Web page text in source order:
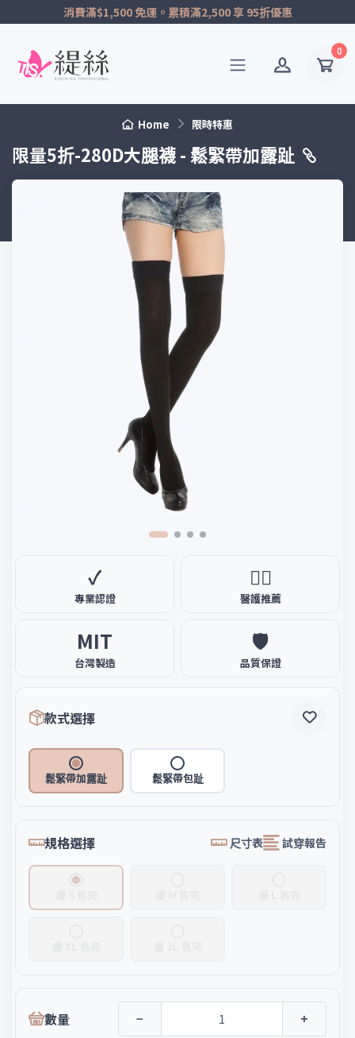
消費滿$1,500 免運。累積滿2,500 享 95折優惠
0
Home 限時特惠
限量5折-280D大腿襪 - 鬆緊帶加露趾
✓
專業認證
🧑‍⚕️
醫護推薦
MIT
台灣製造
🛡️
品質保證
款式選擇
鬆緊帶加露趾 鬆緊帶包趾
規格選擇 尺寸表 試穿報告
數量 − +